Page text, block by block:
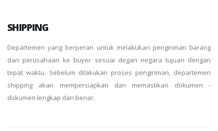
SHIPPING
Departemen yang berperan untuk melakukan pengiriman barang
dari perusahaan ke buyer sesuai degan negara tujuan dengan
tepat waktu. Sebelum dilakukan proses pengiriman, departemen
shipping akan mempersiapkan dan memastikan dokumen -
dokumen lengkap dan benar.